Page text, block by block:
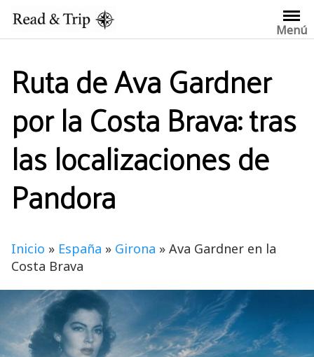
contenido
Menú
Ruta de Ava Gardner
por la Costa Brava: tras
las localizaciones de
Pandora
Inicio » España » Girona » Ava Gardner en la
Costa Brava